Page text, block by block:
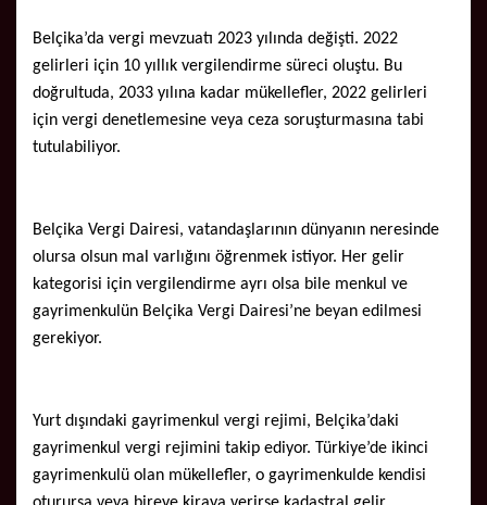
Belçika’da vergi mevzuatı 2023 yılında değişti. 2022
gelirleri için 10 yıllık vergilendirme süreci oluştu. Bu
doğrultuda, 2033 yılına kadar mükellefler, 2022 gelirleri
için vergi denetlemesine veya ceza soruşturmasına tabi
tutulabiliyor.
Belçika Vergi Dairesi, vatandaşlarının dünyanın neresinde
olursa olsun mal varlığını öğrenmek istiyor. Her gelir
kategorisi için vergilendirme ayrı olsa bile menkul ve
gayrimenkulün Belçika Vergi Dairesi’ne beyan edilmesi
gerekiyor.
Yurt dışındaki gayrimenkul vergi rejimi, Belçika’daki
gayrimenkul vergi rejimini takip ediyor. Türkiye’de ikinci
gayrimenkulü olan mükellefler, o gayrimenkulde kendisi